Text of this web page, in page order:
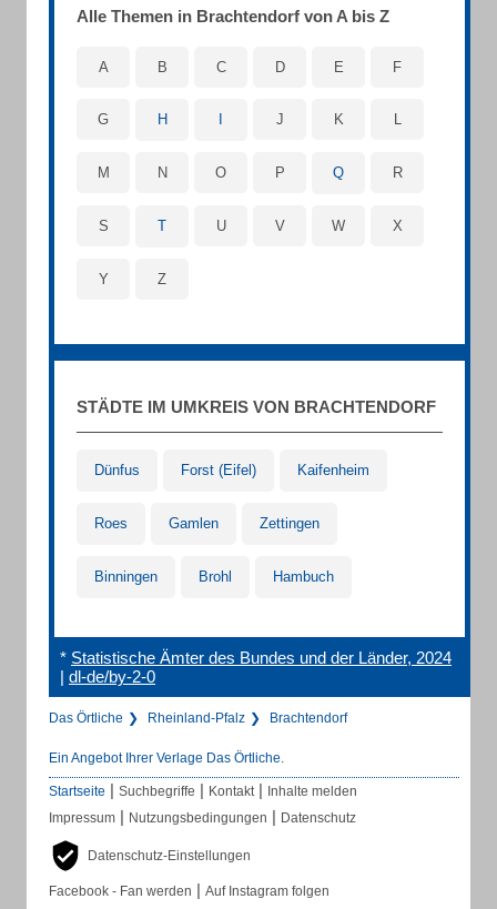
Alle Themen in Brachtendorf von A bis Z
A B C D E F
G H J K L
M N O P Q R
S T U V W X
Y Z
STÄDTE IM UMKREIS VON BRACHTENDORF
Dünfus Forst (Eifel) Kaifenheim
Roes Gamlen Zettingen
Binningen Brohl Hambuch
* Statistische Ämter des Bundes und der Länder, 2024
| dl-de/by-2-0
Das Örtliche Rheinland-Pfalz Brachtendorf
Ein Angebot Ihrer Verlage Das Örtliche.
Startseite | Suchbegriffe | Kontakt | Inhalte melden
Impressum | Nutzungsbedingungen | Datenschutz
Datenschutz-Einstellungen
Facebook - Fan werden | Auf Instagram folgen